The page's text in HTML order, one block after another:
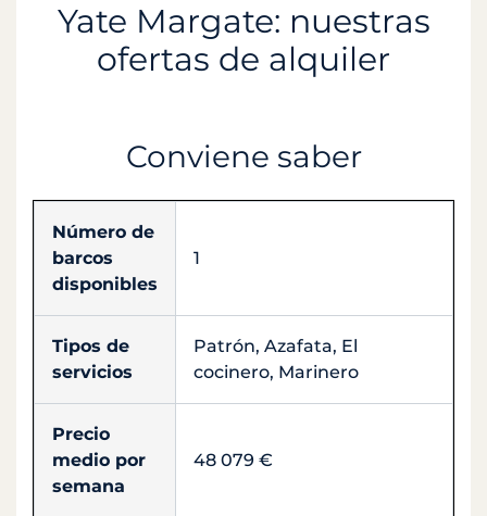
Yate Margate: nuestras
ofertas de alquiler
Conviene saber
Número de
barcos
disponibles
1
Tipos de
servicios
Patrón, Azafata, El
cocinero, Marinero
Precio
medio por
semana
48 079 €